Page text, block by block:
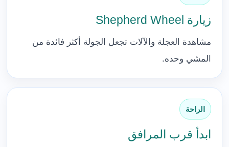
زيارة Shepherd Wheel
مشاهدة العجلة والآلات تجعل الجولة أكثر فائدة من
المشي وحده.
الراحة
ابدأ قرب المرافق